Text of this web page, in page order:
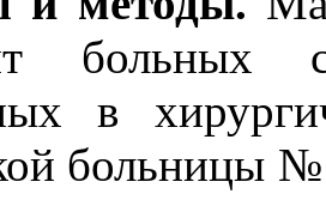
больных
в
больницы